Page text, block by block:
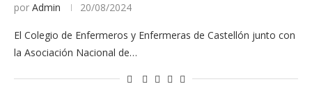
por Admin 20/08/2024
El Colegio de Enfermeros y Enfermeras de Castellón junto con
la Asociación Nacional de…